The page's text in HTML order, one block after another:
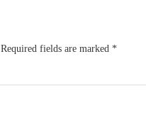
Required fields are marked *